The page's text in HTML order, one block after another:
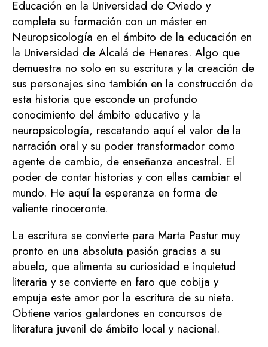
Educación en la Universidad de Oviedo y
completa su formación con un máster en
Neuropsicología en el ámbito de la educación en
la Universidad de Alcalá de Henares. Algo que
demuestra no solo en su escritura y la creación de
sus personajes sino también en la construcción de
esta historia que esconde un profundo
conocimiento del ámbito educativo y la
neuropsicología, rescatando aquí el valor de la
narración oral y su poder transformador como
agente de cambio, de enseñanza ancestral. El
poder de contar historias y con ellas cambiar el
mundo. He aquí la esperanza en forma de
valiente rinoceronte.
La escritura se convierte para Marta Pastur muy
pronto en una absoluta pasión gracias a su
abuelo, que alimenta su curiosidad e inquietud
literaria y se convierte en faro que cobija y
empuja este amor por la escritura de su nieta.
Obtiene varios galardones en concursos de
literatura juvenil de ámbito local y nacional.